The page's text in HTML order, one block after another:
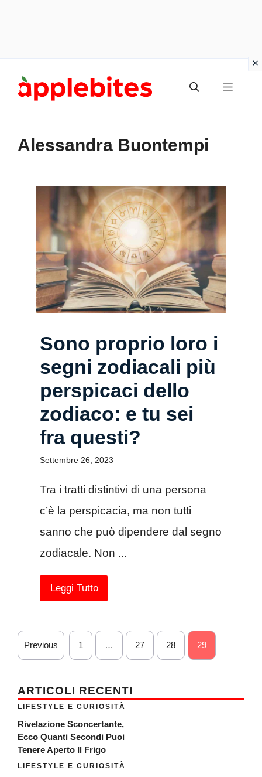
Menu
Alessandra Buontempi
Sono proprio loro i
segni zodiacali più
perspicaci dello
zodiaco: e tu sei
fra questi?
Settembre 26, 2023
Tra i tratti distintivi di una persona
c’è la perspicacia, ma non tutti
sanno che può dipendere dal segno
zodiacale. Non ...
Leggi Tutto
Previous 1 … 27 28 29
ARTICOLI RECENTI
LIFESTYLE E CURIOSITÀ
Rivelazione Sconcertante,
Ecco Quanti Secondi Puoi
Tenere Aperto Il Frigo
LIFESTYLE E CURIOSITÀ